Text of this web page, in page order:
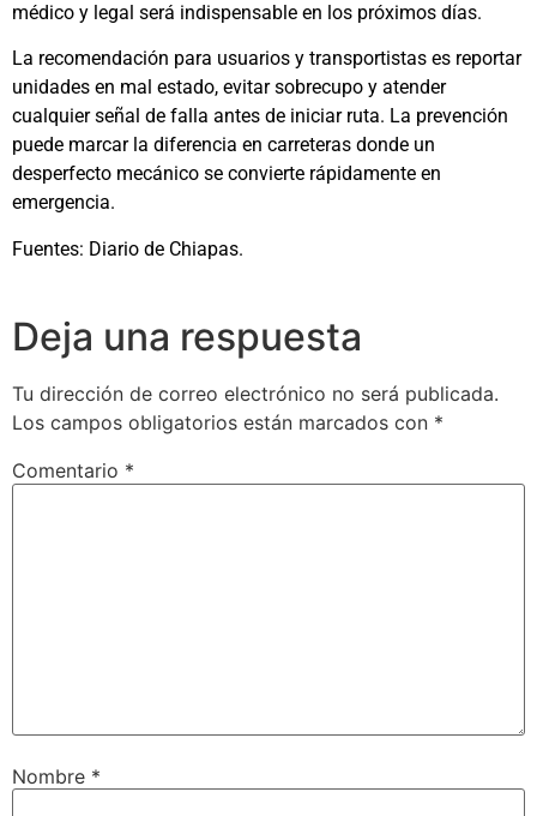
médico y legal será indispensable en los próximos días.
La recomendación para usuarios y transportistas es reportar
unidades en mal estado, evitar sobrecupo y atender
cualquier señal de falla antes de iniciar ruta. La prevención
puede marcar la diferencia en carreteras donde un
desperfecto mecánico se convierte rápidamente en
emergencia.
Fuentes: Diario de Chiapas.
Deja una respuesta
Tu dirección de correo electrónico no será publicada.
Los campos obligatorios están marcados con *
Comentario *
Nombre *